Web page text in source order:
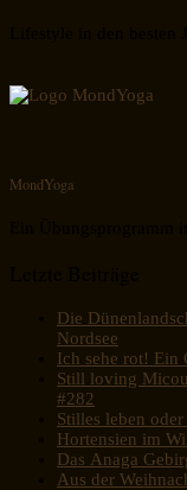
MondYoga
Die
Nordsee
Ich sehe rot! Ein
Still loving
#282
Stilles leben
Hortensien im
Das Anaga
Aus der